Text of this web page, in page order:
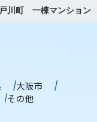
川町 一棟マンション
大阪市
その他